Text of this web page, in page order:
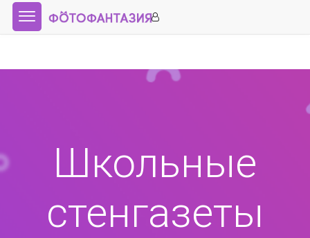
Школьные
стенгазеты